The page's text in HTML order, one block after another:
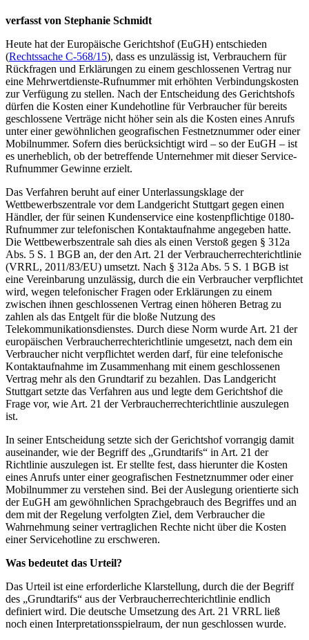
verfasst von Stephanie Schmidt
Heute hat der Europäische Gerichtshof (EuGH) entschieden
(Rechtssache C-568/15), dass es unzulässig ist, Verbrauchern für
Rückfragen und Erklärungen zu einem geschlossenen Vertrag nur
eine Mehrwertdienste-Rufnummer mit erhöhten Verbindungskosten
zur Verfügung zu stellen. Nach der Entscheidung des Gerichtshofs
dürfen die Kosten einer Kundehotline für Verbraucher für bereits
geschlossene Verträge nicht höher sein als die Kosten eines Anrufs
unter einer gewöhnlichen geografischen Festnetznummer oder einer
Mobilnummer. Sofern dies berücksichtigt wird – so der EuGH – ist
es unerheblich, ob der betreffende Unternehmer mit dieser Service-
Rufnummer Gewinne erzielt.
Das Verfahren beruht auf einer Unterlassungsklage der
Wettbewerbszentrale vor dem Landgericht Stuttgart gegen einen
Händler, der für seinen Kundenservice eine kostenpflichtige 0180-
Rufnummer zur telefonischen Kontaktaufnahme angegeben hatte.
Die Wettbewerbszentrale sah dies als einen Verstoß gegen § 312a
Abs. 5 S. 1 BGB an, der den Art. 21 der Verbraucherrechterichtlinie
(VRRL, 2011/83/EU) umsetzt. Nach § 312a Abs. 5 S. 1 BGB ist
eine Vereinbarung unzulässig, durch die ein Verbraucher verpflichtet
wird, wegen telefonischer Fragen oder Erklärungen zu einem
zwischen ihnen geschlossenen Vertrag einen höheren Betrag zu
zahlen als das Entgelt für die bloße Nutzung des
Telekommunikationsdienstes. Durch diese Norm wurde Art. 21 der
europäischen Verbraucherrechterichtlinie umgesetzt, nach dem ein
Verbraucher nicht verpflichtet werden darf, für eine telefonische
Kontaktaufnahme im Zusammenhang mit einem geschlossenen
Vertrag mehr als den Grundtarif zu bezahlen. Das Landgericht
Stuttgart setzte das Verfahren aus und legte dem Gerichtshof die
Frage vor, wie Art. 21 der Verbraucherrechterichtlinie auszulegen
ist.
In seiner Entscheidung setzte sich der Gerichtshof vorrangig damit
auseinander, wie der Begriff des „Grundtarifs“ in Art. 21 der
Richtlinie auszulegen ist. Er stellte fest, dass hierunter die Kosten
eines Anrufs unter einer geografischen Festnetznummer oder einer
Mobilnummer zu verstehen sind. Bei der Auslegung orientierte sich
der EuGH am gewöhnlichen Sprachgebrauch des Begriffes und an
dem mit der Regelung verfolgten Ziel, dem Verbraucher die
Wahrnehmung seiner vertraglichen Rechte nicht über die Kosten
einer Servicehotline zu erschweren.
Was bedeutet das Urteil?
Das Urteil ist eine erforderliche Klarstellung, durch die der Begriff
des „Grundtarifs“ aus der Verbraucherrechterichtlinie endlich
definiert wird. Die deutsche Umsetzung des Art. 21 VRRL ließ
noch einen Interpretationsspielraum, der nun geschlossen wurde.